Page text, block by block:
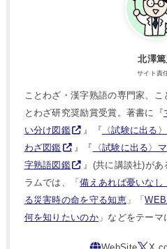
北澤篤
サイト責
ことわざ・漢字熟語の専門家、こ
とわざ研究奨励賞受賞。著書に『
い分け図鑑
』『 〈試験に出る
わざ図鑑
』『
〈試験に出る〉
字熟語図鑑
』(共に講談社)が
ラムでは、「備えあれば憂いなし
る災害時の命を守る知恵」「
何を知りたいのか」などをテーマ